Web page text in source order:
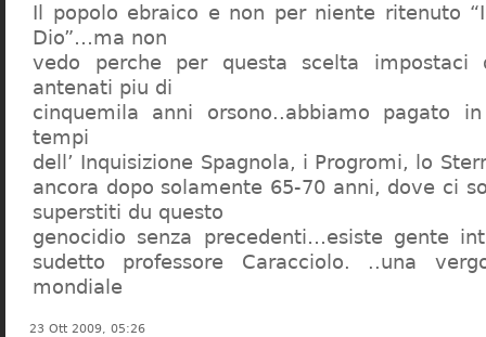
Il popolo ebraico e non per niente ritenuto
Dio”…ma non
vedo perche per questa scelta
antenati piu di
cinquemila anni orsono..abbiamo pagato
tempi
dell’ Inquisizione Spagnola, i Progromi, lo
ancora dopo solamente 65-70 anni, dove ci
superstiti du questo
genocidio senza precedenti…esiste gente
sudetto professore Caracciolo. ..una
mondiale
23 Ott 2009, 05:26